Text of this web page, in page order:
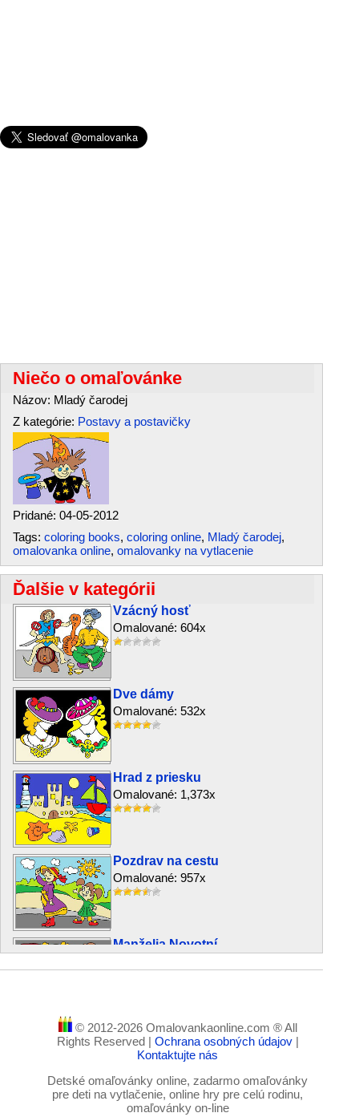
Niečo o omaľovánke
Názov: Mladý čarodej
Z kategórie: Postavy a postavičky
Pridané: 04-05-2012
Tags: coloring books, coloring online, Mladý čarodej,
omalovanka online, omalovanky na vytlacenie
Ďalšie v kategórii
Vzácný hosť
Omalované: 604x
Dve dámy
Omalované: 532x
Hrad z priesku
Omalované: 1,373x
Pozdrav na cestu
Omalované: 957x
Manželia Novotní
Sladká maškrta
Omalované: 669x
Prší a prší ..
© 2012-2026 Omalovankaonline.com ® All
Rights Reserved | Ochrana osobných údajov |
Kontaktujte nás
Detské omaľovánky online, zadarmo omaľovánky
pre deti na vytlačenie, online hry pre celú rodinu,
omaľovánky on-line